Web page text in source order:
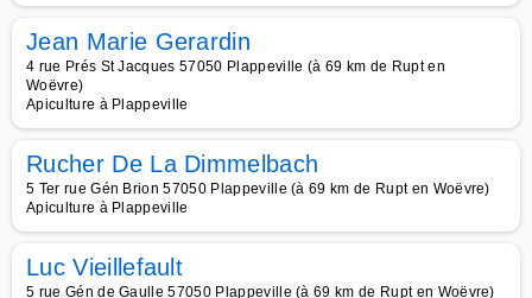
Jean Marie Gerardin
4 rue Prés St Jacques 57050 Plappeville (à 69 km de Rupt en
Woëvre)
Apiculture à Plappeville
Rucher De La Dimmelbach
5 Ter rue Gén Brion 57050 Plappeville (à 69 km de Rupt en Woëvre)
Apiculture à Plappeville
Luc Vieillefault
5 rue Gén de Gaulle 57050 Plappeville (à 69 km de Rupt en Woëvre)